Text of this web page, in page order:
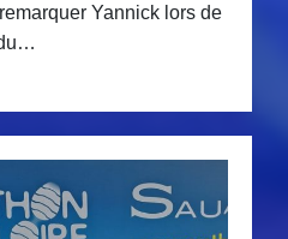
Yannick lors de